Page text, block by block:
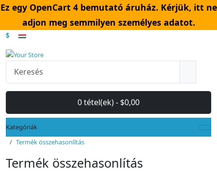
Ez egy OpenCart 4 bemutató áruház. Kérjük, itt ne
adjon meg semmilyen személyes adatot.
$
0 tétel(ek) - $0,00
Kategóriák
Termék összehasonlítás
Termék összehasonlítás